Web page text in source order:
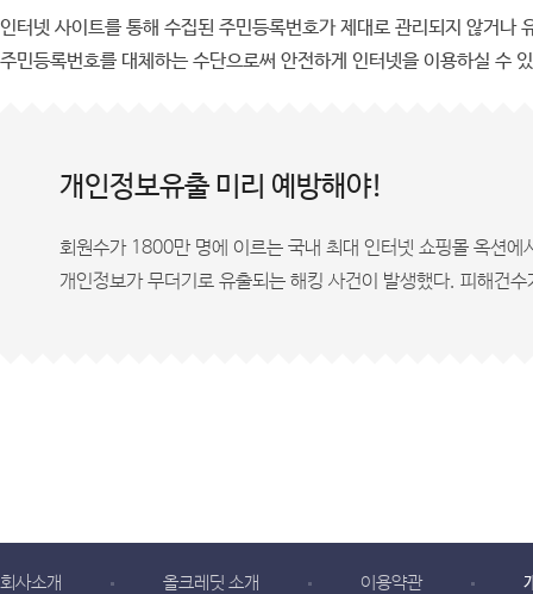
인터넷 사이트를 통해 수집된 주민등록번호가 제대로 관리되지 않거
주민등록번호를 대체하는 수단으로써 안전하게 인터넷을 이용하실 수
개인정보유출 미리 예방해야!
회원수가 1800만 명에 이르는 국내 최대 인터넷 쇼핑몰 옥션
개인정보가 무더기로 유출되는 해킹 사건이 발생했다. 피해건
회사소개 올크레딧 소개 이용약관